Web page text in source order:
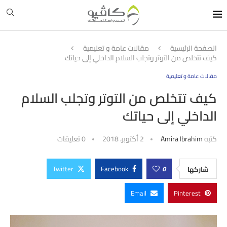
الصفحة الرئيسية مقالات عامة و تعليمية
كيف تتخلص من التوتر وتجلب السلام الداخلي إلى حياتك
مقالات عامة و تعليمية
كيف تتخلص من التوتر وتجلب السلام
الداخلي إلى حياتك
كتبهAmira Ibrahim 2 أكتوبر، 2018 0 تعليقات
شاركها 0
Facebook
Twitter
Pinterest
Email